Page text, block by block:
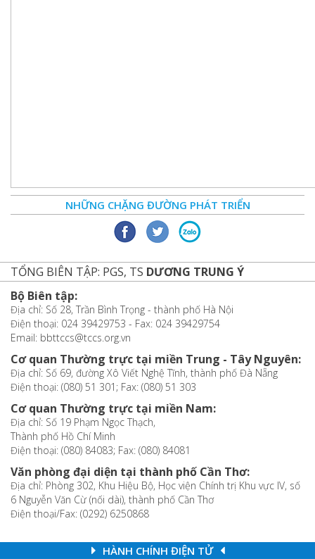
NHỮNG CHẶNG ĐƯỜNG PHÁT TRIỂN
TỔNG BIÊN TẬP: PGS, TS DƯƠNG TRUNG Ý
Bộ Biên tập:
Địa chỉ: Số 28, Trần Bình Trọng - thành phố Hà Nội
Điện thoại: 024 39429753 - Fax: 024 39429754
Email: bbttccs@tccs.org.vn
Cơ quan Thường trực tại miền Trung - Tây Nguyên:
Địa chỉ: Số 69, đường Xô Viết Nghệ Tĩnh, thành phố Đà Nẵng
Điện thoại: (080) 51 301; Fax: (080) 51 303
Cơ quan Thường trực tại miền Nam:
Địa chỉ: Số 19 Phạm Ngọc Thạch,
Thành phố Hồ Chí Minh
Điện thoại: (080) 84083; Fax: (080) 84081
Văn phòng đại diện tại thành phố Cần Thơ:
Địa chỉ: Phòng 302, Khu Hiệu Bộ, Học viện Chính trị Khu vực IV, số
6 Nguyễn Văn Cừ (nối dài), thành phố Cần Thơ
Điện thoại/Fax: (0292) 6250868
HÀNH CHÍNH ĐIỆN TỬ